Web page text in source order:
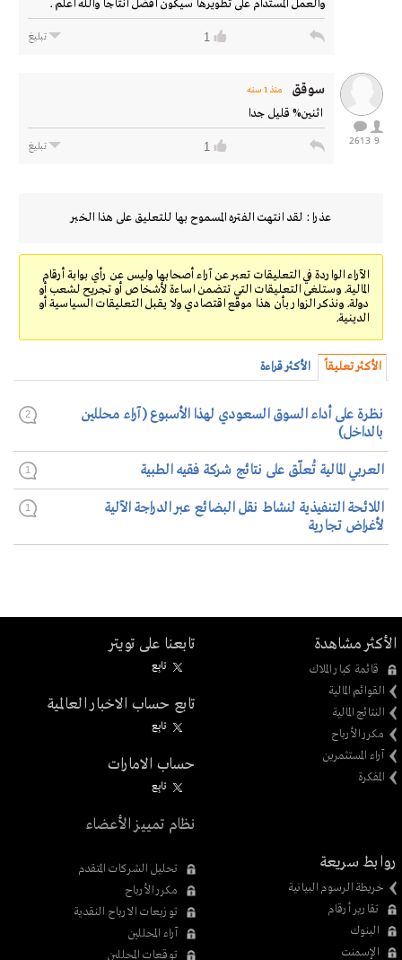
والعمل المستدام على تطويرها سيكون افضل انتاجاً والله اعلم .
1 تبليغ
9
2613
سوقق منذ 1 سنه
‏ اثنين% قليل جدا
1 تبليغ
عذرا : لقد انتهت الفتره المسموح بها للتعليق على هذا الخبر
الآراء الواردة في التعليقات تعبر عن آراء أصحابها وليس عن رأي بوابة أرقام
المالية. وستلغى التعليقات التي تتضمن اساءة لأشخاص أو تجريح لشعب أو
دولة. ونذكر الزوار بأن هذا موقع اقتصادي ولا يقبل التعليقات السياسية أو
الدينية.
الأكثر تعليقاً الأكثر قراءة
نظرة على أداء السوق السعودي لهذا الأسبوع (آراء محللين
بالداخل)
2
العربي المالية تُعلّق على نتائج شركة فقيه الطبية 1
اللائحة التنفيذية لنشاط نقل البضائع عبر الدراجة الآلية
لأغراض تجارية
1
الأكثر مشاهدة
قائمة كبار الملاك
القوائم المالية
النتائج المالية
مكرر الأرباح
آراء المستثمرين
المفكرة
تابعنا على تويتر
تابِع
تابع حساب الاخبار العالمية
تابِع
حساب الامارات
تابِع
نظام تمييز الأعضاء
روابط سريعة
خريطة الرسوم البيانية
تقارير أرقام
البنوك
الإسمنت
تحليل الشركات المتقدم
مكرر الأرباح
توزيعات الارباح النقدية
آراء المحللين
توقعات المحللين